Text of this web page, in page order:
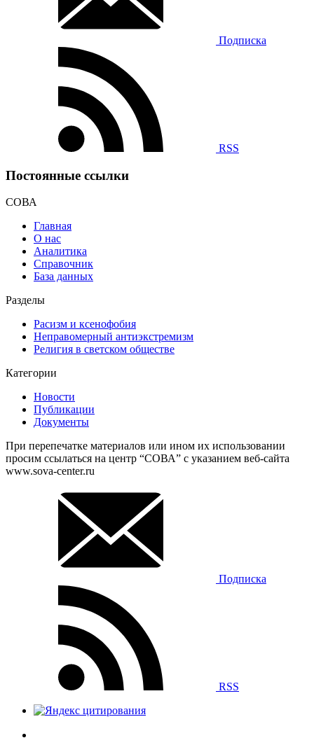
Подписка
RSS
Постоянные ссылки
СОВА
Главная
О нас
Аналитика
Справочник
База данных
Разделы
Расизм и ксенофобия
Неправомерный антиэкстремизм
Религия в светском обществе
Категории
Новости
Публикации
Документы
При перепечатке материалов или ином их использовании
просим ссылаться на центр “СОВА” с указанием веб-сайта
www.sova-center.ru
Подписка
RSS